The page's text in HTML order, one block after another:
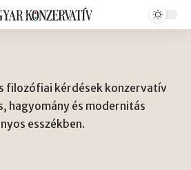
filozófiai kérdések konzervatív
hagyomány és modernitás
esszékben.